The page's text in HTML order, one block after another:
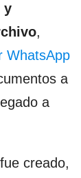
y
,
WhatsApp
a
a
creado,